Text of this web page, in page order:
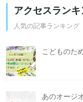
アクセスラン
人気の記事ランキング
こどものた
あのオージ